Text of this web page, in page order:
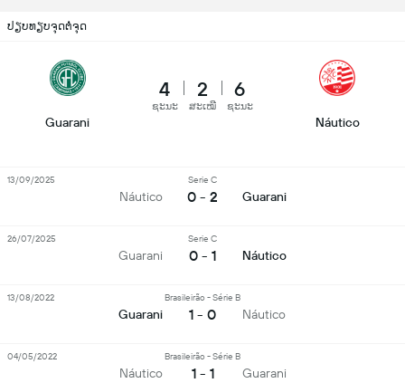
ປຽບທຽບຈຸດຕໍ່ຈຸດ
Guarani
4
ຊະນະ
2
ສະເໝີ
6
ຊະນະ
Náutico
Náutico
Serie C
0 - 2 Guarani
13/09/2025
Guarani
Serie C
0 - 1 Náutico
26/07/2025
Guarani
Brasileirão - Série B
1 - 0 Náutico
13/08/2022
Náutico
Brasileirão - Série B
1 - 1 Guarani
04/05/2022